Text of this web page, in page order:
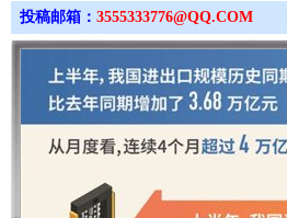
投稿邮箱： 3555333776@QQ.COM